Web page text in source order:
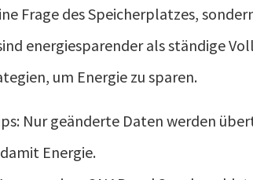
Frage des Speicherplatzes,
energiesparender als ständige
um Energie zu sparen.
Nur geänderte Daten werden
Energie.